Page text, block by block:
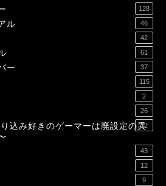
128
ル 46
42
61
ー 37
115
2
26
込み好きのゲーマーは廃設定の異
12
43
12
9